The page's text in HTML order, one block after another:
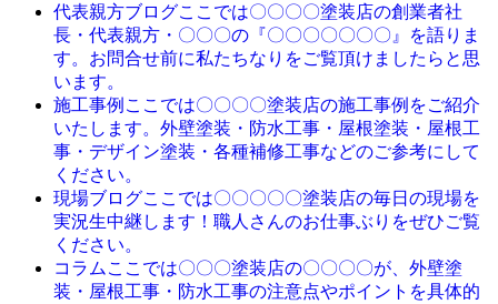
代表親方ブログここでは〇〇〇〇塗装店の創業者社
長・代表親方・〇〇〇の『〇〇〇〇〇〇〇』を語りま
す。お問合せ前に私たちなりをご覧頂けましたらと思
います。
施工事例 ここでは〇〇〇〇塗装店の施工事例をご紹介
いたします。外壁塗装・防水工事・屋根塗装・屋根工
事・デザイン塗装・各種補修工事などのご参考にして
ください。
現場ブログここでは〇〇〇〇〇塗装店の毎日の現場を
実況生中継します！職人さんのお仕事ぶりをぜひご覧
ください。
コラム ここでは〇〇〇塗装店の〇〇〇〇が、外壁塗
装・屋根工事・防水工事の注意点やポイントを具体的